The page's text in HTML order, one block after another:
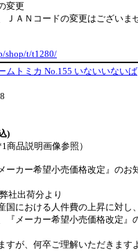
変更
ＪＡＮコードの変更はございま
shop/t/t1280/
ムトミカ No.155 いないいないば
)
商品説明画像参照）
カー希望小売価格改定』のお
社出荷分より
国における人件費の上昇に対し
『メーカー希望小売価格改定』
すが、何卒ご理解いただきます